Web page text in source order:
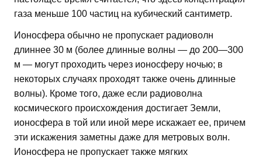
газа меньше 100 частиц на кубический сантиметр.
Ионосфера обычно не пропускает радиоволн
длиннее 30 м (более длинные волны — до 200—300
м — могут проходить через ионосферу ночью; в
некоторых случаях проходят также очень длинные
волны). Кроме того, даже если радиоволна
космического происхождения достигает Земли,
ионосфера в той или иной мере искажает ее, причем
эти искажения заметны даже для метровых волн.
Ионосфера не пропускает также мягких